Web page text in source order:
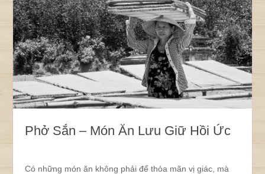
Phở Sắn – Món Ăn Lưu Giữ Hồi Ức
Có những món ăn không phải để thỏa mãn vị giác, mà